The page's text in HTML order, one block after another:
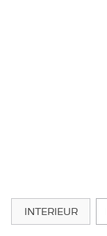
INTERIEUR